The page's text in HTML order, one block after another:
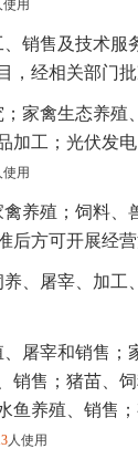
使用
销售及技术服
，经相关部门
家禽生态养殖
加工；光伏发
使用
养殖；饲料、
后方可开展经营
、屠宰、加工
屠宰和销售；
销售；猪苗、
鱼养殖、销售
人使用